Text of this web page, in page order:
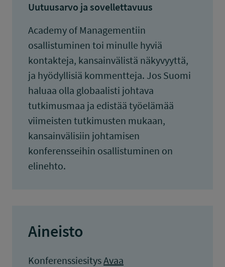
Uutuusarvo ja sovellettavuus
Academy of Managementiin
osallistuminen toi minulle hyviä
kontakteja, kansainvälistä näkyvyyttä,
ja hyödyllisiä kommentteja. Jos Suomi
haluaa olla globaalisti johtava
tutkimusmaa ja edistää työelämää
viimeisten tutkimusten mukaan,
kansainvälisiin johtamisen
konferensseihin osallistuminen on
elinehto.
Aineisto
KonferenssiesitysAvaa